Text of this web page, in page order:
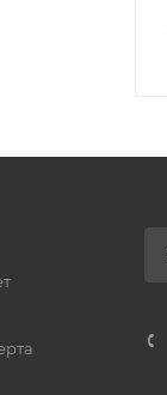
лиц —